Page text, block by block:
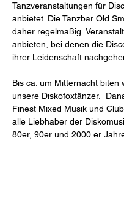
Tanzveranstaltungen für
anbietet. Die Tanzbar Old
daher regelmäßig
anbieten, bei denen die
ihrer Leidenschaft
Bis ca. um Mitternacht biten
unsere Diskofoxtänzer.
Finest Mixed Musik und
alle Liebhaber der
80er, 90er und 2000 er